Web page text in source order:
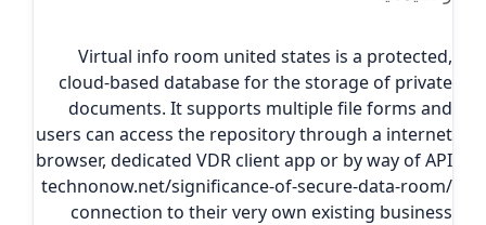
Virtual info room united states is a protected,
cloud-based database for the storage of private
documents. It supports multiple file forms and
users can access the repository through a internet
browser, dedicated VDR client app or by way of API
technonow.net/significance-of-secure-data-room/
connection to their very own existing business